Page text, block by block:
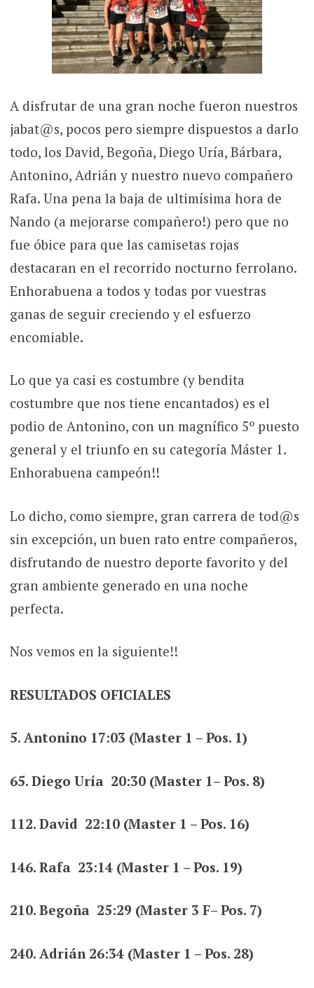
A disfrutar de una gran noche fueron nuestros
jabat@s, pocos pero siempre dispuestos a darlo
todo, los David, Begoña, Diego Uría, Bárbara,
Antonino, Adrián y nuestro nuevo compañero
Rafa. Una pena la baja de ultimísima hora de
Nando (a mejorarse compañero!) pero que no
fue óbice para que las camisetas rojas
destacaran en el recorrido nocturno ferrolano.
Enhorabuena a todos y todas por vuestras
ganas de seguir creciendo y el esfuerzo
encomiable.
Lo que ya casi es costumbre (y bendita
costumbre que nos tiene encantados) es el
podio de Antonino, con un magnífico 5º puesto
general y el triunfo en su categoría Máster 1.
Enhorabuena campeón!!
Lo dicho, como siempre, gran carrera de tod@s
sin excepción, un buen rato entre compañeros,
disfrutando de nuestro deporte favorito y del
gran ambiente generado en una noche
perfecta.
Nos vemos en la siguiente!!
RESULTADOS OFICIALES
5. Antonino 17:03 (Master 1 – Pos. 1)
65. Diego Uría 20:30 (Master 1– Pos. 8)
112. David 22:10 (Master 1 – Pos. 16)
146. Rafa 23:14 (Master 1 – Pos. 19)
210. Begoña 25:29 (Master 3 F– Pos. 7)
240. Adrián 26:34 (Master 1 – Pos. 28)